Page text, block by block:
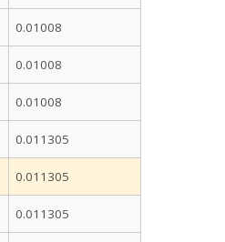
0.01008
0.01008
0.01008
0.011305
0.011305
0.011305